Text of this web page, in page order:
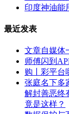
印度神油能
最近发表
文章自媒体
师傅闪到
购丨彩平台
张庭名下多
解封善恶终
竟是这样？